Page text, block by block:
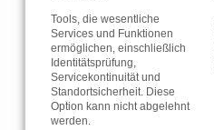
Praxis
2026
Neu ab 15.09.2025:
Onlineterminbuchung
Weiterlesen …Neu
ab
20.11.2014
Tools, die wesentliche
Services und Funktionen
ermöglichen, einschließlich
Identitätsprüfung,
Servicekontinuität und
Standortsicherheit. Diese
Option kann nicht abgelehnt
werden.